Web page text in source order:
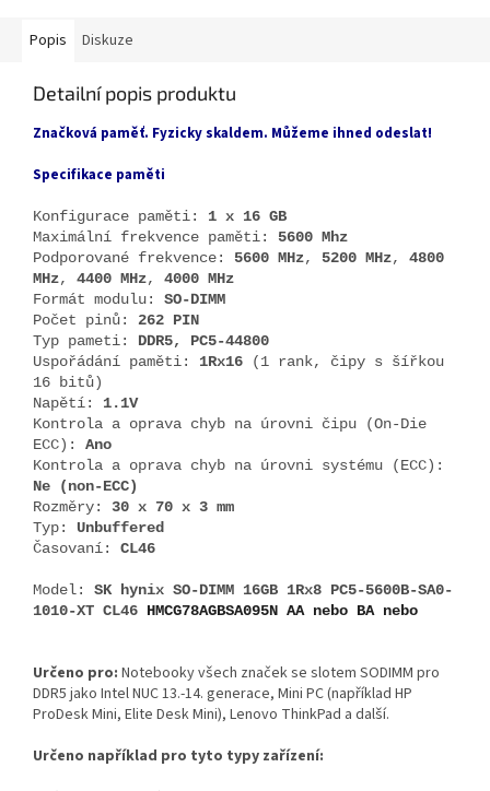
Popis Diskuze
Detailní popis produktu
Značková paměť. Fyzicky skaldem. Můžeme ihned odeslat!
Specifikace paměti
Konfigurace paměti: 1 x 16 GB
Maximální frekvence paměti: 5600 Mhz
Podporované frekvence: 5600 MHz, 5200 MHz, 4800
MHz, 4400 MHz,
4000 MHz
Formát modulu: SO-DIMM
Počet pinů: 262 PIN
Typ pameti: DDR5, PC5-44800
Uspořádání paměti:
1Rx16
(1 rank, čipy s šířkou
16 bitů)
Napětí: 1.1V
Kontrola a oprava chyb na úrovni čipu (On-Die
ECC): Ano
Kontrola a oprava chyb na úrovni systému (ECC):
Ne (non-ECC)
Rozměry: 30 x 70 x 3 mm
Typ: Unbuffered
Časovaní: CL46
Model: SK hynix SO-DIMM 16GB 1Rx8 PC5-5600B-SA0-
1010-XT CL46 HMCG78AGBSA095N AA nebo BA nebo
Určeno pro: Notebooky všech značek se slotem SODIMM pro
DDR5 jako Intel NUC 13.-14. generace, Mini PC (například HP
ProDesk Mini, Elite Desk Mini), Lenovo ThinkPad a další.
Určeno například pro tyto typy zařízení: